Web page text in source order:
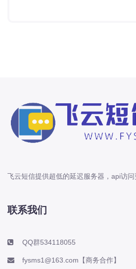
飞云短信提供超低的延迟服务器，api访问
联系我们
QQ群534118055
fysms1@163.com【商务合作】